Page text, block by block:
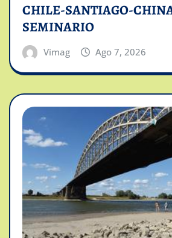
CHILE-SANTIAGO-
SEMINARIO
Vimag Ago 7, 2026